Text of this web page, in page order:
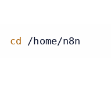
cd /home/n8n